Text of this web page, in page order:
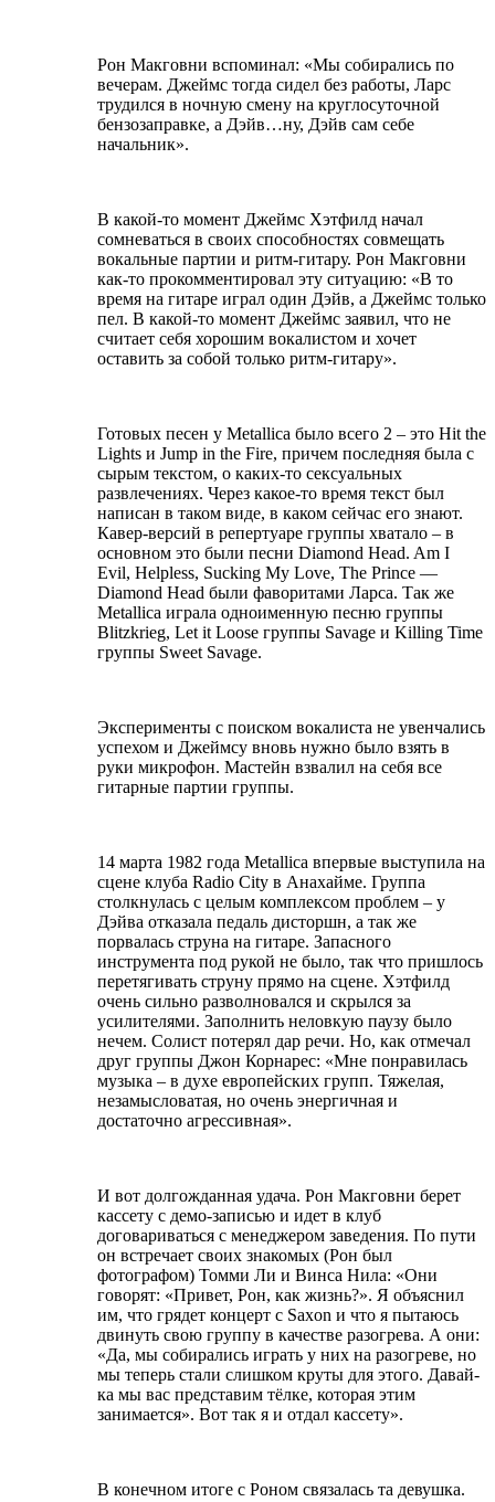
Рон Макговни вспоминал: «Мы собирались по
вечерам. Джеймс тогда сидел без работы, Ларс
трудился в ночную смену на круглосуточной
бензозаправке, а Дэйв…ну, Дэйв сам себе
начальник».
В какой-то момент Джеймс Хэтфилд начал
сомневаться в своих способностях совмещать
вокальные партии и ритм-гитару. Рон Макговни
как-то прокомментировал эту ситуацию: «В то
время на гитаре играл один Дэйв, а Джеймс только
пел. В какой-то момент Джеймс заявил, что не
считает себя хорошим вокалистом и хочет
оставить за собой только ритм-гитару».
Готовых песен у Metallica было всего 2 – это Hit the
Lights и Jump in the Fire, причем последняя была с
сырым текстом, о каких-то сексуальных
развлечениях. Через какое-то время текст был
написан в таком виде, в каком сейчас его знают.
Кавер-версий в репертуаре группы хватало – в
основном это были песни Diamond Head. Am I
Evil, Helpless, Sucking My Love, The Prince —
Diamond Head были фаворитами Ларса. Так же
Metallica играла одноименную песню группы
Blitzkrieg, Let it Loose группы Savage и Killing Time
группы Sweet Savage.
Эксперименты с поиском вокалиста не увенчались
успехом и Джеймсу вновь нужно было взять в
руки микрофон. Мастейн взвалил на себя все
гитарные партии группы.
14 марта 1982 года Metallica впервые выступила на
сцене клуба Radio City в Анахайме. Группа
столкнулась с целым комплексом проблем – у
Дэйва отказала педаль дисторшн, а так же
порвалась струна на гитаре. Запасного
инструмента под рукой не было, так что пришлось
перетягивать струну прямо на сцене. Хэтфилд
очень сильно разволновался и скрылся за
усилителями. Заполнить неловкую паузу было
нечем. Солист потерял дар речи. Но, как отмечал
друг группы Джон Корнарес: «Мне понравилась
музыка – в духе европейских групп. Тяжелая,
незамысловатая, но очень энергичная и
достаточно агрессивная».
И вот долгожданная удача. Рон Макговни берет
кассету с демо-записью и идет в клуб
договариваться с менеджером заведения. По пути
он встречает своих знакомых (Рон был
фотографом) Томми Ли и Винса Нила: «Они
говорят: «Привет, Рон, как жизнь?». Я объяснил
им, что грядет концерт с Saxon и что я пытаюсь
двинуть свою группу в качестве разогрева. А они:
«Да, мы собирались играть у них на разогреве, но
мы теперь стали слишком круты для этого. Давай-
ка мы вас представим тёлке, которая этим
занимается». Вот так я и отдал кассету».
В конечном итоге с Роном связалась та девушка.